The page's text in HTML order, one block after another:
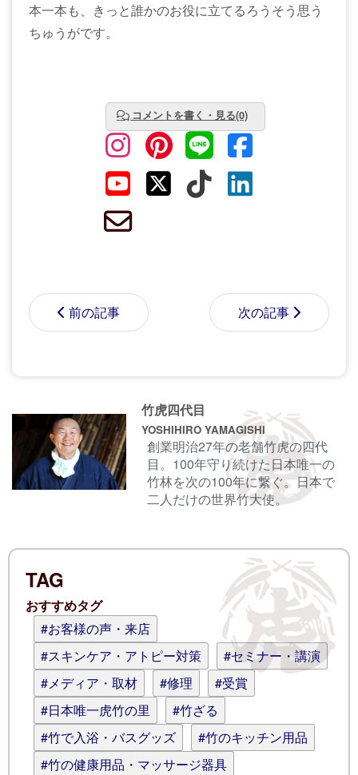
本一本も、きっと誰かのお役に立てるろうそう思う
ちゅうがです。
コメントを書く・見る(0)
前の記事 次の記事
コメントする前にサインイン
ます。
名前
コメント (スタイル用のHTMLタグを使
えます)
竹虎四代目
YOSHIHIRO YAMAGISHI
創業明治27年の老舗竹虎の四代
目。100年守り続けた日本唯一の
竹林を次の100年に繋ぐ。日本で
二人だけの世界竹大使。
TAG
おすすめタグ
#お客様の声・来店
#スキンケア・アトピー対策
#セミナー・講演
#メディア・取材
#修理
#受賞
#日本唯一虎竹の里
#竹ざる
#竹で入浴・バスグッズ
#竹のキッチン用品
#竹の健康用品・マッサージ器具